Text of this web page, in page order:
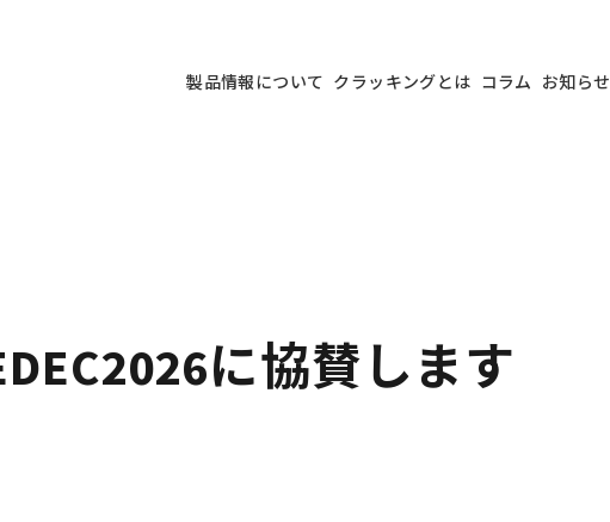
製品情報について クラッキングとは コラム お知らせ
に協賛します